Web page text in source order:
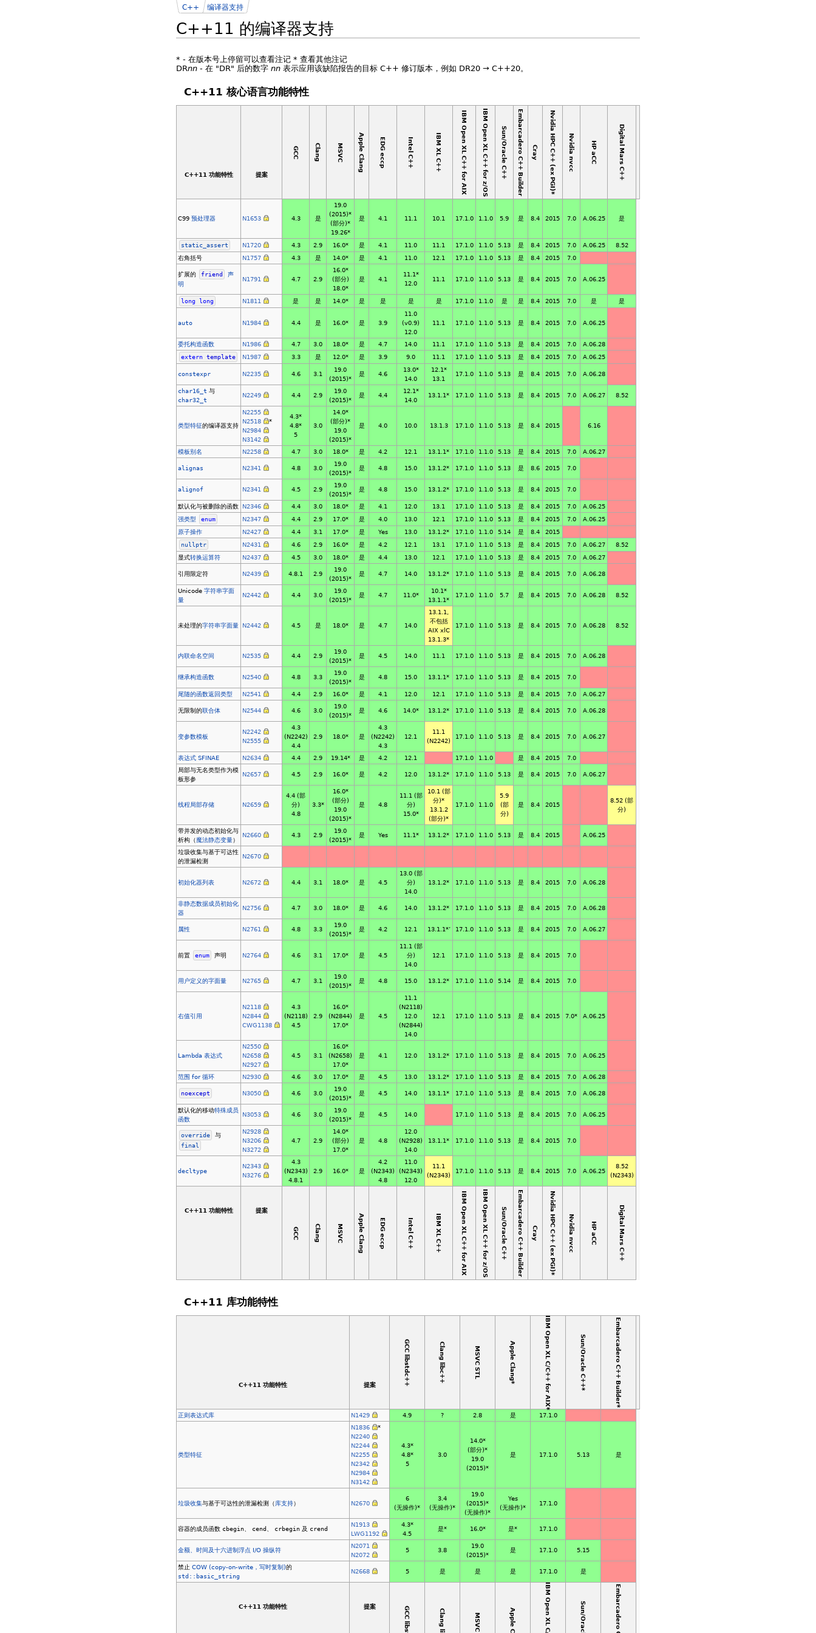
C++11 的编译器支持
C++ 编译器支持
* - 在版本号上停留可以查看注记 * 查看其他注记
DRnn - 在 "DR" 后的数字 nn 表示应用该缺陷报告的目标 C++ 修订版本，例如 DR20 → C++20。
C++11 核心语言功能特性
C++11 功能特性 提案
GCC Clang MSVC Apple Clang EDG eccp Intel C++ IBM XL C++ IBM Open XL C++ for AIXIBM Open XL C++ for z/OS Sun/Oracle C++ Embarcadero C++ Builder Cray Nvidia HPC C++ (ex PGI)* Nvidia nvcc HP aCC Digital Mars C++
C99预处理器 N1653 4.3 是
19.0
(2015)*
(部分)*
19.26*
是 4.1 11.1 10.1 17.1.0 1.1.0 5.9 是 8.4 2015 7.0 A.06.25 是
static_assert N1720 4.3 2.9 16.0* 是 4.1 11.0 11.1 17.1.0 1.1.0 5.13 是 8.4 2015 7.0 A.06.25
8.52
右角括号
N1757 4.3 是 14.0* 是 4.1 11.0 12.1 17.1.0 1.1.0 5.13 是 8.4 2015 7.0
扩展的 friend
声
明
N1791 4.7 2.9
16.0*
(部分)
18.0*
是 4.1
11.1*
12.0
11.1 17.1.0 1.1.0 5.13 是 8.4 2015 7.0 A.06.25
long long N1811 是 是 14.0* 是 是 是 是 17.1.0 1.1.0 是 是 8.4 2015 7.0 是 是
auto N1984 4.4 是 16.0* 是 3.9
11.0
(v0.9)
12.0
11.1 17.1.0 1.1.0 5.13 是 8.4 2015 7.0 A.06.25
委托构造函数 N1986 4.7 3.0 18.0* 是 4.7 14.0 11.1 17.1.0 1.1.0 5.13 是 8.4 2015 7.0
A.06.28
extern template N1987 3.3 是 12.0* 是 3.9 9.0 11.1 17.1.0 1.1.0 5.13 是 8.4 2015 7.0 A.06.25
constexpr N2235 4.6 3.1
19.0
(2015)*
是 4.6
13.0*
14.0
12.1*
13.1
17.1.0 1.1.0 5.13 是 8.4 2015 7.0 A.06.28
char16_t 与
char32_t
N2249 4.4 2.9
19.0
(2015)*
是 4.4
12.1*
14.0
13.1.1* 17.1.0 1.1.0 5.13 是 8.4 2015 7.0 A.06.27 8.52
类型特征的编译器支持
N2255
N2518
*
N2984
N3142
4.3*
4.8*
5
3.0
14.0*
(部分)*
19.0
(2015)*
是 4.0 10.0 13.1.3 17.1.0 1.1.0 5.13 是 8.4 2015 6.16
模板别名 N2258 4.7 3.0 18.0* 是 4.2 12.1 13.1.1* 17.1.0 1.1.0 5.13 是 8.4 2015 7.0 A.06.27
alignas N2341 4.8 3.0
19.0
(2015)*
是 4.8 15.0 13.1.2* 17.1.0 1.1.0 5.13 是 8.6 2015 7.0
alignof N2341 4.5 2.9
19.0
(2015)*
是 4.8 15.0 13.1.2* 17.1.0 1.1.0 5.13 是 8.4 2015 7.0
默认化与被删除的函数 N2346 4.4 3.0 18.0* 是 4.1 12.0 13.1 17.1.0 1.1.0 5.13 是 8.4 2015 7.0
A.06.25
强类型
enum N2347 4.4 2.9 17.0* 是 4.0 13.0 12.1 17.1.0 1.1.0 5.13 是 8.4 2015 7.0
A.06.25
原子操作
N2427 4.4 3.1 17.0* 是 Yes 13.0 13.1.2* 17.1.0 1.1.0 5.14 是 8.4
2015
nullptr
N2431 4.6 2.9 16.0* 是 4.2 12.1 13.1 17.1.0 1.1.0 5.13 是 8.4 2015 7.0 A.06.27
8.52
显式转换运算符 N2437 4.5 3.0 18.0* 是 4.4 13.0 12.1 17.1.0 1.1.0 5.13 是 8.4 2015 7.0 A.06.27
引用限定符 N2439 4.8.1 2.9
19.0
(2015)*
是 4.7 14.0 13.1.2* 17.1.0 1.1.0 5.13 是 8.4 2015 7.0 A.06.28
Unicode字符串字面
量
N2442 4.4 3.0
19.0
(2015)*
是 4.7 11.0*
10.1*
13.1.1*
17.1.0 1.1.0 5.7 是 8.4 2015 7.0 A.06.28 8.52
未处理的字符串字面量 N2442 4.5 是 18.0* 是 4.7 14.0
13.1.1,
不包括
AIX xlC
13.1.3*
17.1.0 1.1.0 5.13 是 8.4 2015 7.0 A.06.28 8.52
内联命名空间 N2535 4.4 2.9
19.0
(2015)*
是 4.5 14.0 11.1 17.1.0 1.1.0 5.13 是 8.4 2015 7.0 A.06.28
继承构造函数 N2540 4.8 3.3
19.0
(2015)*
是 4.8 15.0 13.1.1* 17.1.0 1.1.0 5.13 是 8.4 2015 7.0
尾随的函数返回类型 N2541 4.4 2.9 16.0* 是 4.1 12.0 12.1 17.1.0 1.1.0 5.13 是 8.4 2015 7.0 A.06.27
无限制的联合体 N2544 4.6 3.0
19.0
(2015)*
是 4.6 14.0* 13.1.2* 17.1.0 1.1.0 5.13 是 8.4 2015 7.0 A.06.28
变参数模板
N2242
N2555
4.3
(N2242)
4.4
2.9 18.0* 是
4.3
(N2242)
4.3
12.1
11.1
(N2242)
17.1.0 1.1.0 5.13 是 8.4 2015 7.0 A.06.27
表达式 SFINAE N2634 4.4 2.9 19.14* 是 4.2 12.1 17.1.0 1.1.0 是 8.4 2015
7.0
局部与无名类型作为模
板形参
N2657 4.5 2.9 16.0* 是 4.2 12.0 13.1.2* 17.1.0 1.1.0 5.13 是 8.4 2015 7.0 A.06.27
线程局部存储 N2659
4.4 (部
分)
4.8
3.3*
16.0*
(部分)
19.0
(2015)*
是 4.8
11.1 (部
分)
15.0*
10.1 (部
分)*
13.1.2
(部分)*
17.1.0 1.1.0
5.9
(部
分)
是 8.4 2015
8.52 (部
分)
带并发的动态初始化与
析构（魔法静态变量）
N2660 4.3 2.9
19.0
(2015)*
是 Yes 11.1* 13.1.2* 17.1.0 1.1.0 5.13 是 8.4 2015 A.06.25
垃圾收集与基于可达性
的泄漏检测
N2670
初始化器列表 N2672 4.4 3.1 18.0* 是 4.5
13.0 (部
分)
14.0
13.1.2* 17.1.0 1.1.0 5.13 是 8.4 2015 7.0 A.06.28
非静态数据成员初始化
器
N2756 4.7 3.0 18.0* 是 4.6 14.0 13.1.2* 17.1.0 1.1.0 5.13 是 8.4 2015 7.0 A.06.28
属性 N2761 4.8 3.3
19.0
(2015)*
是 4.2 12.1 13.1.1*’ 17.1.0 1.1.0 5.13 是 8.4 2015 7.0 A.06.27
前置 enum 声明 N2764 4.6 3.1 17.0* 是 4.5
11.1 (部
分)
14.0
12.1 17.1.0 1.1.0 5.13 是 8.4 2015 7.0
用户定义的字面量 N2765 4.7 3.1
19.0
(2015)*
是 4.8 15.0 13.1.2* 17.1.0 1.1.0 5.14 是 8.4 2015 7.0
右值引用
N2118
N2844
CWG1138
4.3
(N2118)
4.5
2.9
16.0*
(N2844)
17.0*
是 4.5
11.1
(N2118)
12.0
(N2844)
14.0
12.1 17.1.0 1.1.0 5.13 是 8.4 2015 7.0* A.06.25
Lambda 表达式
N2550
N2658
N2927
4.5 3.1
16.0*
(N2658)
17.0*
是 4.1 12.0 13.1.2* 17.1.0 1.1.0 5.13 是 8.4 2015 7.0 A.06.25
范围 for 循环 N2930 4.6 3.0 17.0* 是 4.5 13.0 13.1.2* 17.1.0 1.1.0 5.13 是 8.4 2015 7.0 A.06.28
noexcept N3050 4.6 3.0
19.0
(2015)*
是 4.5 14.0 13.1.1* 17.1.0 1.1.0 5.13 是 8.4 2015 7.0 A.06.28
默认化的移动特殊成员
函数
N3053 4.6 3.0
19.0
(2015)*
是 4.5 14.0 17.1.0 1.1.0 5.13 是 8.4 2015 7.0 A.06.25
override
与
final
N2928
N3206
N3272
4.7 2.9
14.0*
(部分)
17.0*
是 4.8
12.0
(N2928)
14.0
13.1.1* 17.1.0 1.1.0 5.13 是 8.4 2015 7.0
decltype
N2343
N3276
4.3
(N2343)
4.8.1
2.9 16.0* 是
4.2
(N2343)
4.8
11.0
(N2343)
12.0
11.1
(N2343)
17.1.0 1.1.0 5.13 是 8.4 2015 7.0 A.06.25
8.52
(N2343)
C++11 功能特性 提案
GCC Clang MSVC Apple Clang EDG eccp Intel C++ IBM XL C++ IBM Open XL C++ for AIXIBM Open XL C++ for z/OS Sun/Oracle C++ Embarcadero C++ Builder Cray Nvidia HPC C++ (ex PGI)* Nvidia nvcc HP aCC Digital Mars C++
C++11 库功能特性
C++11 功能特性 提案 GCC libstdc++ Clang libc++ MSVC STL Apple Clang* IBM Open XL C/C++ for AIX* Sun/Oracle C++* Embarcadero C++ Builder*
正则表达式库 N1429 4.9 ? 2.8 是 17.1.0
类型特征
N1836
*
N2240
N2244
N2255
N2342
N2984
N3142
4.3*
4.8*
5
3.0
14.0*
(部分)*
19.0
(2015)*
是 17.1.0 5.13 是
垃圾收集与基于可达性的泄漏检测（库支持） N2670
6
(无操作)*
3.4
(无操作)*
19.0
(2015)*
(无操作)*
Yes
(无操作)*
17.1.0
容器的成员函数 cbegin cend crbegin 及 crend
N1913
LWG1192
4.3*
4.5
是* 16.0* 是* 17.1.0
金额、时间及十六进制浮点 I/O 操纵符
N2071
N2072
5 3.8
19.0
(2015)*
是 17.1.0 5.15
禁止COW (copy-on-write，写时复制)的
std::basic_string
N2668 5 是 是 是 17.1.0 是
C++11 功能特性 提案